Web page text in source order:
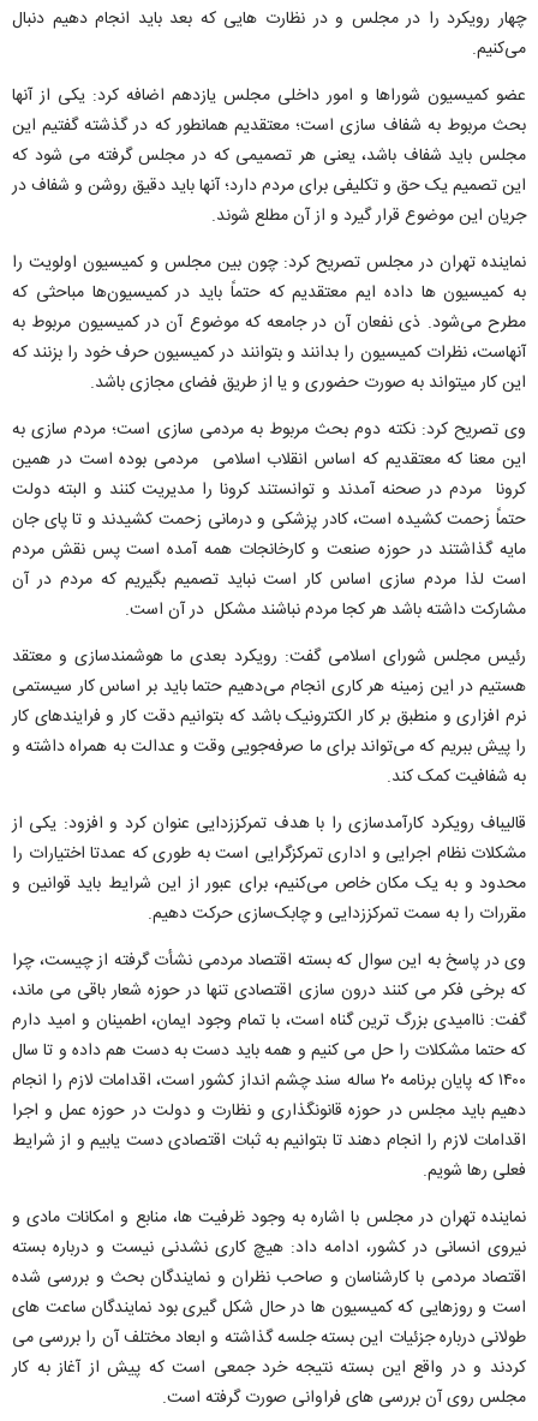
چهار رویکرد را در مجلس و در نظارت هایی که بعد باید انجام دهیم دنبال
می‌کنیم.
عضو کمیسیون شوراها و امور داخلی مجلس یازدهم اضافه کرد: یکی از آنها
بحث مربوط به شفاف سازی است؛ معتقدیم همانطور که در گذشته گفتیم این
مجلس باید شفاف باشد، یعنی هر تصمیمی که در مجلس گرفته می شود که
این تصمیم یک حق و تکلیفی برای مردم دارد؛ آنها باید دقیق روشن و شفاف در
جریان این موضوع قرار گیرد و از آن مطلع شوند.
نماینده تهران در مجلس تصریح کرد: چون بین مجلس و کمیسیون اولویت را
به کمیسیون ها داده ایم معتقدیم که حتماً باید در کمیسیون‌ها مباحثی که
مطرح می‌شود. ذی نفعان آن در جامعه که موضوع آن در کمیسیون مربوط به
آنهاست، نظرات کمیسیون را بدانند و بتوانند در کمیسیون حرف خود را بزنند که
این کار میتواند به صورت حضوری و یا از طریق فضای مجازی باشد.
وی تصریح کرد: نکته دوم بحث مربوط به مردمی سازی است؛ مردم سازی به
این معنا که معتقدیم که اساس انقلاب اسلامی مردمی بوده است در همین
کرونا مردم در صحنه آمدند و توانستند کرونا را مدیریت کنند و البته دولت
حتماً زحمت کشیده است، کادر پزشکی و درمانی زحمت کشیدند و تا پای جان
مایه گذاشتند در حوزه صنعت و کارخانجات همه آمده است پس نقش مردم
است لذا مردم سازی اساس کار است نباید تصمیم بگیریم که مردم در آن
مشارکت داشته باشد هر کجا مردم نباشند مشکل در آن است.
رئیس مجلس شورای اسلامی گفت: رویکرد بعدی ما هوشمندسازی و معتقد
هستیم در این زمینه هر کاری انجام می‌دهیم حتما باید بر اساس کار سیستمی
نرم افزاری و منطبق بر کار الکترونیک باشد که بتوانیم دقت کار و فرایندهای کار
را پیش ببریم که می‌تواند برای ما صرفه‌جویی وقت و عدالت به همراه داشته و
به شفافیت کمک کند.
قالیباف رویکرد کارآمدسازی را با هدف تمرکززدایی عنوان کرد و افزود: یکی از
مشکلات نظام اجرایی و اداری تمرکزگرایی است به طوری که عمدتا اختیارات را
محدود و به یک مکان خاص می‌کنیم، برای عبور از این شرایط باید قوانین و
مقررات را به سمت تمرکززدایی و چابک‌سازی حرکت دهیم.
وی در پاسخ به این سوال که بسته اقتصاد مردمی نشأت گرفته از چیست، چرا
که برخی فکر می کنند درون سازی اقتصادی تنها در حوزه شعار باقی می ماند،
گفت: ناامیدی بزرگ ترین گناه است، با تمام وجود ایمان، اطمینان و امید دارم
که حتما مشکلات را حل می کنیم و همه باید دست به دست هم داده و تا سال
۱۴۰۰ که پایان برنامه ۲۰ ساله سند چشم انداز کشور است، اقدامات لازم را انجام
دهیم باید مجلس در حوزه قانونگذاری و نظارت و دولت در حوزه عمل و اجرا
اقدامات لازم را انجام دهند تا بتوانیم به ثبات اقتصادی دست یابیم و از شرایط
فعلی رها شویم.
نماینده تهران در مجلس با اشاره به وجود ظرفیت ها، منابع و امکانات مادی و
نیروی انسانی در کشور، ادامه داد: هیچ کاری نشدنی نیست و درباره بسته
اقتصاد مردمی با کارشناسان و صاحب نظران و نمایندگان بحث و بررسی شده
است و روزهایی که کمیسیون ها در حال شکل گیری بود نمایندگان ساعت های
طولانی درباره جزئیات این بسته جلسه گذاشته و ابعاد مختلف آن را بررسی می
کردند و در واقع این بسته نتیجه خرد جمعی است که پیش از آغاز به کار
مجلس روی آن بررسی های فراوانی صورت گرفته است.